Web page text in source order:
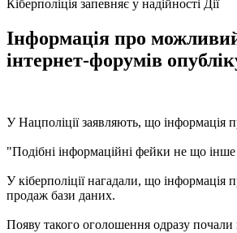
Кіберполіція запевняє у надійності Дії
Інформація про
інтернет-форумів
У Нацполіції заявляють, що інформація
"Подібні інформаційні фейки не що інше
У кіберполіції нагадали, що
продаж бази даних.
Появу такого оголошення одразу почали